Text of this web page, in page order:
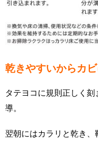
乾きやすいからカ
タテヨコに規則正しく
導。
翌朝にはカラリと乾き、